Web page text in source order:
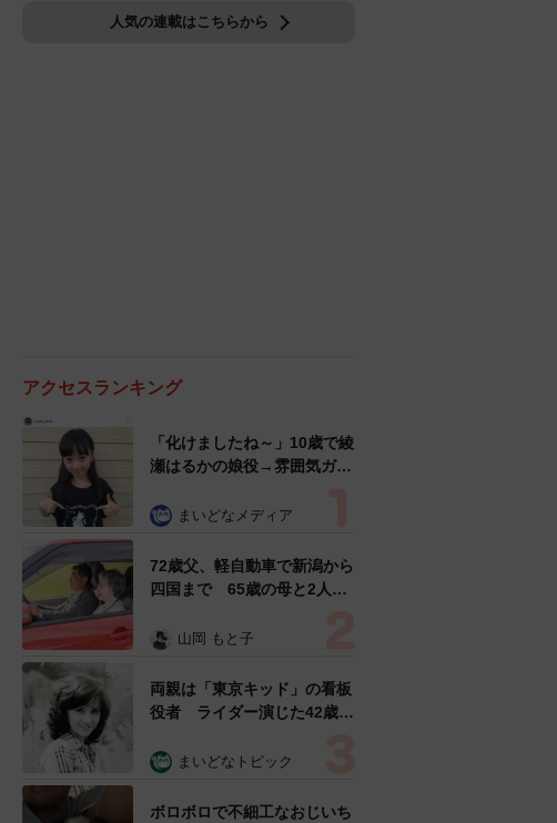
人気の連載はこちらから
アクセスランキング
「化けましたね～」10歳で綾
瀬はるかの娘役→雰囲気ガラ
雰囲気が」「宝塚に入れそ
まいどなメディア
72歳父、軽自動車で新潟から
四国まで 65歳の母と2人で
憩まで分刻み… 「大学生で
山岡 もと子
両親は「東京キッド」の看板
役者 ライダー演じた42歳元
ングフォト」計画を明言
む」
まいどなトピック
ボロボロで不細工なおじいち